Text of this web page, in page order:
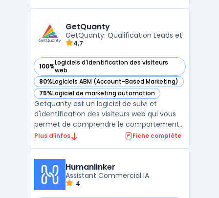
extension Chrome intégrée. La solu ...
GetQuanty
GetQuanty: Qualification Leads et
4,7
100%Logiciels d'identification des visiteurs
web
— voir GetQuanty dans cette catégorie
80%Logiciels ABM (Account-Based Marketing)
— voir GetQuanty dans cette catégorie
75%Logiciel de marketing automation
— voir GetQuanty dans cette catégorie
Getquanty est un logiciel de suivi et
d'identification des visiteurs web qui vous
permet de comprendre le comportement
de vos visiteurs et d'identifier les entreprises
trafic, vous pouvez suivre en temps réel les
pages visi ...
Plus d’infos Fiche complète
Humanlinker
Assistant Commercial IA
4